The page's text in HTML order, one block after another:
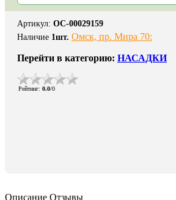
Артикул: ОС-00029159
Наличие 1 шт. Омск, пр. Мира 70:
Перейти в категорию: НАСАДКИ
Рейтинг: 0.0/0
Описание Отзывы